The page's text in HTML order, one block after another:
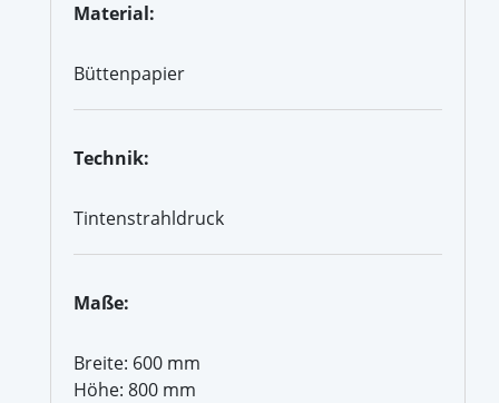
Material:
Büttenpapier
Technik:
Tintenstrahldruck
Maße:
Breite: 600 mm
Höhe: 800 mm